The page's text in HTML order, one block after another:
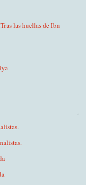
las huellas de Ibn